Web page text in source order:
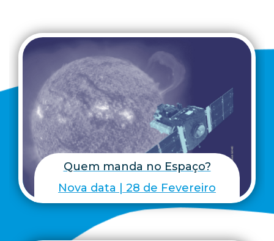
Quem manda no Espaço?
Nova data | 28 de Fevereiro